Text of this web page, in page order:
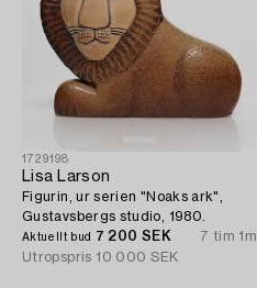
1729198
Lisa Larson
Figurin, ur serien "Noaks ark",
Gustavsbergs studio, 1980.
Aktuellt bud 7 200 SEK
7 tim 1m
Utropspris 10 000 SEK